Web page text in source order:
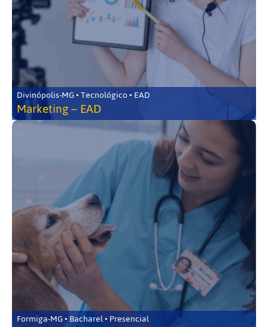
Divinópolis-MG • Tecnológico • EAD
Marketing – EAD
Formiga-MG • Bacharel • Presencial